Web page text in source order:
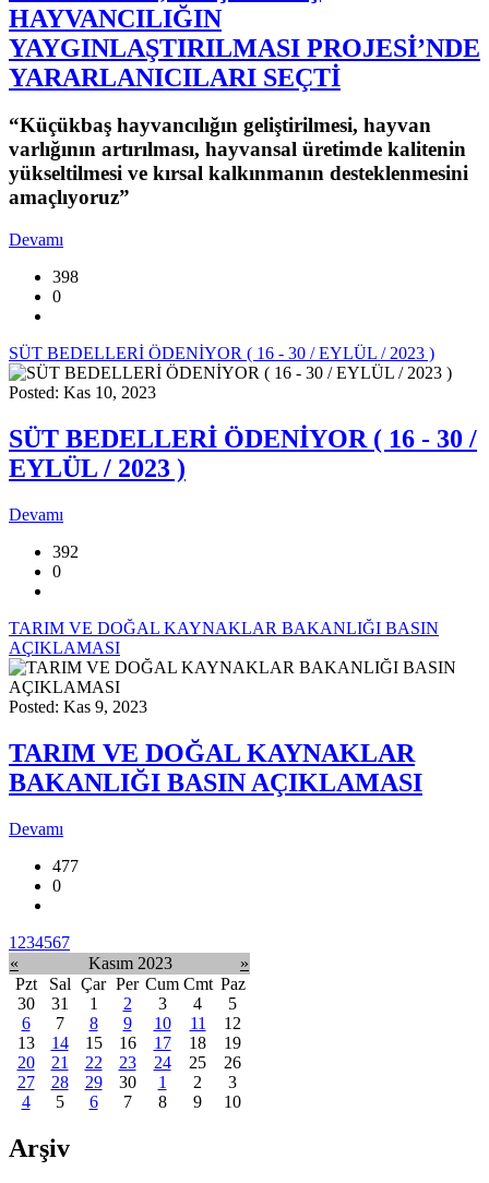
HAYVANCILIĞIN
YAYGINLAŞTIRILMASI PROJESİ’NDE
YARARLANICILARI SEÇTİ
“Küçükbaş hayvancılığın geliştirilmesi, hayvan
varlığının artırılması, hayvansal üretimde kalitenin
yükseltilmesi ve kırsal kalkınmanın desteklenmesini
amaçlıyoruz”
Devamı
398
0
SÜT BEDELLERİ ÖDENİYOR ( 16 - 30 / EYLÜL / 2023 )
Posted: Kas 10, 2023
SÜT BEDELLERİ ÖDENİYOR ( 16 - 30 /
EYLÜL / 2023 )
Devamı
392
0
TARIM VE DOĞAL KAYNAKLAR BAKANLIĞI BASIN
AÇIKLAMASI
Posted: Kas 9, 2023
TARIM VE DOĞAL KAYNAKLAR
BAKANLIĞI BASIN AÇIKLAMASI
Devamı
477
0
1 234567
«
Kasım 2023
»
Pzt
Sal Çar Per Cum Cmt Paz
30
31 1 2 3 4
5
6
7 8 9 10 11
12
13
14 15 16 17 18
19
20
21 22 23 24 25
26
27
28 29 30 1 2
3
4
5 6 7 8 9 10
Arşiv